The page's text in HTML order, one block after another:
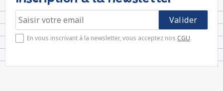
En vous inscrivant à la newsletter, vous acceptez nos CGU.